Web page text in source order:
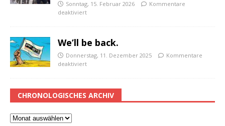
Sonntag, 15. Februar 2026
Kommentare
deaktiviert
We’ll be back.
Donnerstag, 11. Dezember 2025
Kommentare
deaktiviert
CHRONOLOGISCHES ARCHIV